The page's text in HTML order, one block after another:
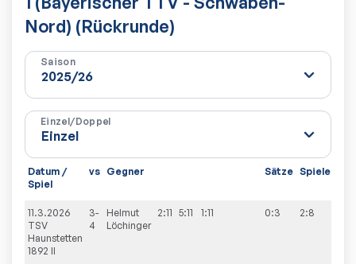
Nord) (Rückrunde)
Saison
Einzel/Doppel
Datum /
Spiel
vs Gegner Sätze Spiele
11.3.2026
TSV
Haunstetten
1892 II
3-
4
Helmut
Löchinger
2:11 5:11 1:11 0:3 2:8